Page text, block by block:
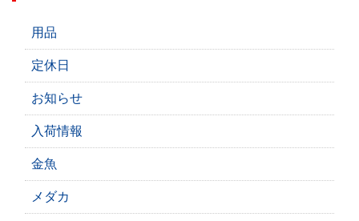
用品
定休日
お知らせ
入荷情報
金魚
メダカ